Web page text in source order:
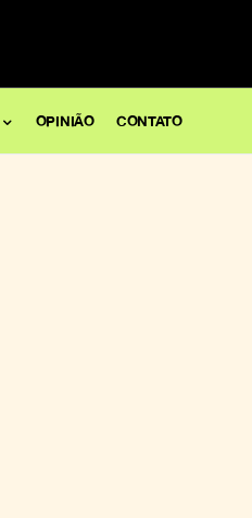
OPINIÃO CONTATO